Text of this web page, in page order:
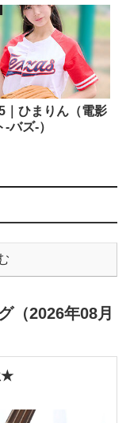
｜ひまりん（電影
バズ-）
（2026年08月
★